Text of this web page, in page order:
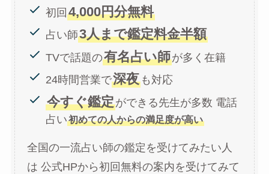
初回4,000円分無料
占い師3人まで鑑定料金半額
TVで話題の有名占い師が多く在籍
24時間営業で深夜 も対応
今すぐ鑑定ができる先生が多数 電話
占い初めての人からの満足度が高い
全国の一流占い師の鑑定を受けてみたい人
は 公式HPから初回無料の案内を受けてみて